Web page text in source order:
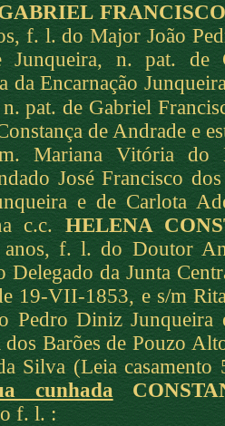
f. l. do Major João
Junqueira, n. pat.
da Encarnação
pat. de Gabriel
de Andrade e
Mariana Vitória do
José Francisco
e de Carlota
c.c. HELENA
f. l. do Doutor
Delegado da Junta
19-VII-1853, e s/m
Pedro Diniz Junqueira
dos Barões de Pouzo
Silva (Leia
cunhada
f. l. :